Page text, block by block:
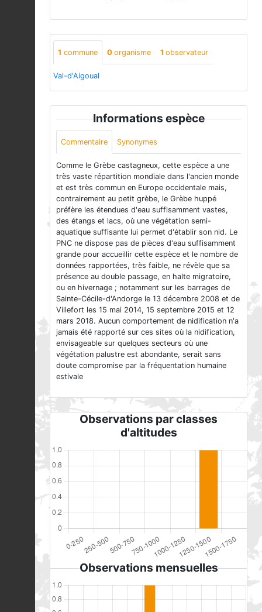
1 commune 0 organisme 1 observateur
Val-d'Aigoual
Informations espèce
Commentaire Synonymes
Comme le Grèbe castagneux, cette espèce a une
très vaste répartition mondiale dans l'ancien monde
et est très commun en Europe occidentale mais,
contrairement au petit grèbe, le Grèbe huppé
préfère les étendues d'eau suffisamment vastes,
des étangs et lacs, où une végétation semi-
aquatique suffisante lui permet d'établir son nid. Le
PNC ne dispose pas de pièces d'eau suffisamment
grande pour accueillir cette espèce et le nombre de
données rapportées, très faible, ne révèle que sa
présence au double passage, en halte migratoire,
ou en hivernage ; notamment sur les barrages de
Sainte-Cécile-d'Andorge le 13 décembre 2008 et de
Villefort les 15 mai 2014, 15 septembre 2015 et 12
mars 2018. Aucun comportement de nidification n'a
jamais été rapporté sur ces sites où la nidification,
envisageable sur quelques secteurs où une
végétation palustre est abondante, serait sans
doute compromise par la fréquentation humaine
estivale
Observations par classes
d'altitudes
Observations mensuelles